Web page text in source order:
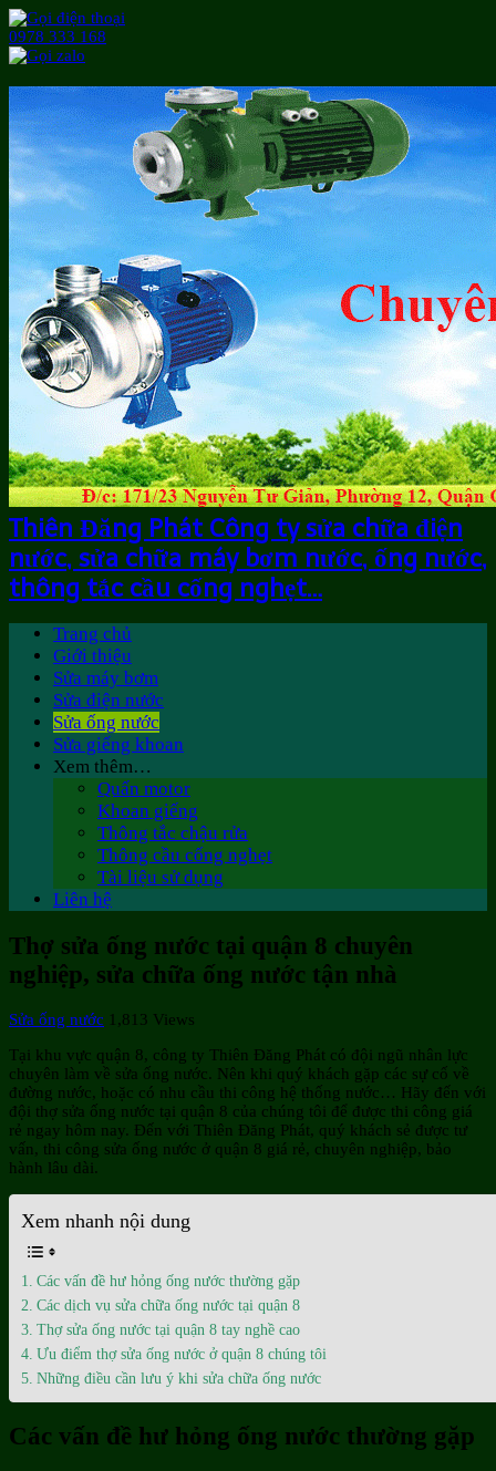
0978 333 168
Thiên Đăng Phát Công ty sửa chữa điện
nước, sửa chữa máy bơm nước, ống nước,
thông tắc cầu cống nghẹt…
Trang chủ
Giới thiệu
Sửa máy bơm
Sửa điện nước
Sửa ống nước
Sửa giếng khoan
Xem thêm…
Quấn motor
Khoan giếng
Thông tắc chậu rửa
Thông cầu cống nghẹt
Tài liệu sử dụng
Liên hệ
Thợ sửa ống nước tại quận 8 chuyên
nghiệp, sửa chữa ống nước tận nhà
Sửa ống nước 1,813 Views
Tại khu vực quận 8, công ty Thiên Đăng Phát có đội ngũ nhân lực
chuyên làm về sửa ống nước. Nên khi quý khách gặp các sự cố về
đường nước, hoặc có nhu cầu thi công hệ thống nước… Hãy đến với
đội thợ sửa ống nước tại quận 8 của chúng tôi để được thi công giá
rẻ ngay hôm nay. Đến với Thiên Đăng Phát, quý khách sẻ được tư
vấn, thi công sửa ống nước ở quận 8 giá rẻ, chuyên nghiệp, bảo
hành lâu dài.
Xem nhanh nội dung
Các vấn đề hư hỏng ống nước thường gặp
Các dịch vụ sửa chữa ống nước tại quận 8
Thợ sửa ống nước tại quận 8 tay nghề cao
Ưu điểm thợ sửa ống nước ở quận 8 chúng tôi
Những điều cần lưu ý khi sửa chữa ống nước
Các vấn đề hư hỏng ống nước thường gặp